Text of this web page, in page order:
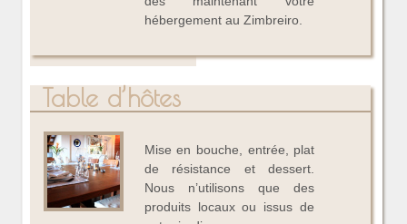
hébergement au Zimbreiro.
Table d’hôtes
Mise en bouche, entrée, plat
de résistance et dessert.
Nous n’utilisons que des
produits locaux ou issus de